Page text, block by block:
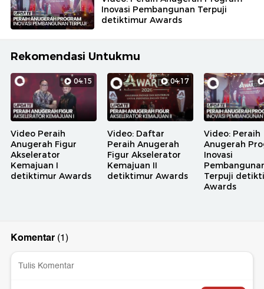
Inovasi Pembangunan Terpuji
detiktimur Awards
Rekomendasi Untukmu
04:15
Video Peraih
Anugerah Figur
Akselerator
Kemajuan I
detiktimur Awards
04:17
Video: Daftar
Peraih Anugerah
Figur Akselerator
Kemajuan II
detiktimur Awards
Video: Peraih
Anugerah
Inovasi
Terpuji
Awards